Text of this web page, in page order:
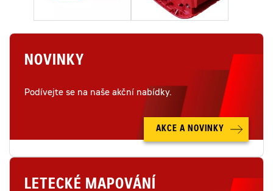
NOVINKY
Podívejte se na naše akční nabídky.
AKCE A NOVINKY
LETECKÉ MAPOVÁNÍ